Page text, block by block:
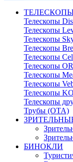
ТЕЛЕСКОПЫ
Телескопы
Телескопы
Телескопы
Телескопы
Телескопы
Телескопы
Телескопы
Телескопы
Телескопы
Телескопы
Трубы (ОТА)
БИНОКЛИ